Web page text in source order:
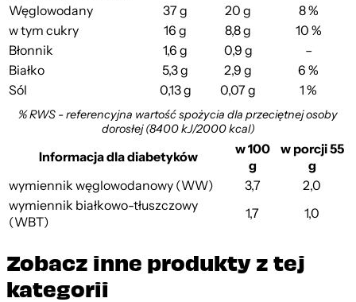
Węglowodany
37 g 20 g
8 %
w tym cukry
16 g 8,8 g
10 %
Błonnik
1,6 g 0,9 g
–
Białko
5,3 g 2,9 g
6 %
Sól
0,13 g 0,07 g 1 %
% RWS - referencyjna wartość spożycia dla przeciętnej osoby
dorosłej (8400 kJ/2000 kcal)
Informacja dla diabetyków
w 100
g
w porcji 55
g
wymiennik węglowodanowy (WW)
3,7
2,0
wymiennik białkowo-tłuszczowy
(WBT)
1,7 1,0
Zobacz inne produkty z tej
kategorii